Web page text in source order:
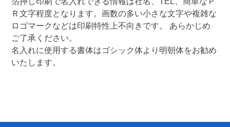
Ｒ文字程度となります。画数の多い小さな文字や複雑な
ロゴマークなどは印刷特性上不向きです。 あらかじめ
ご了承ください。
名入れに使用する書体はゴシック体より明朝体をお勧め
いたします。